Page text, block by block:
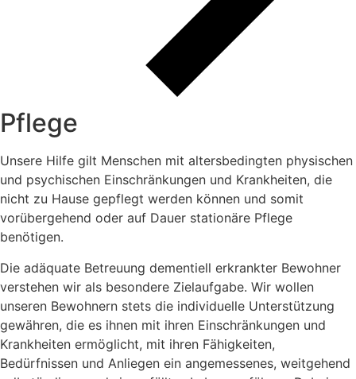
Pflege
Unsere Hilfe gilt Menschen mit altersbedingten physischen
und psychischen Einschränkungen und Krankheiten, die
nicht zu Hause gepflegt werden können und somit
vorübergehend oder auf Dauer stationäre Pflege
benötigen.
Die adäquate Betreuung dementiell erkrankter Bewohner
verstehen wir als besondere Zielaufgabe. Wir wollen
unseren Bewohnern stets die individuelle Unterstützung
gewähren, die es ihnen mit ihren Einschränkungen und
Krankheiten ermöglicht, mit ihren Fähigkeiten,
Bedürfnissen und Anliegen ein angemessenes, weitgehend